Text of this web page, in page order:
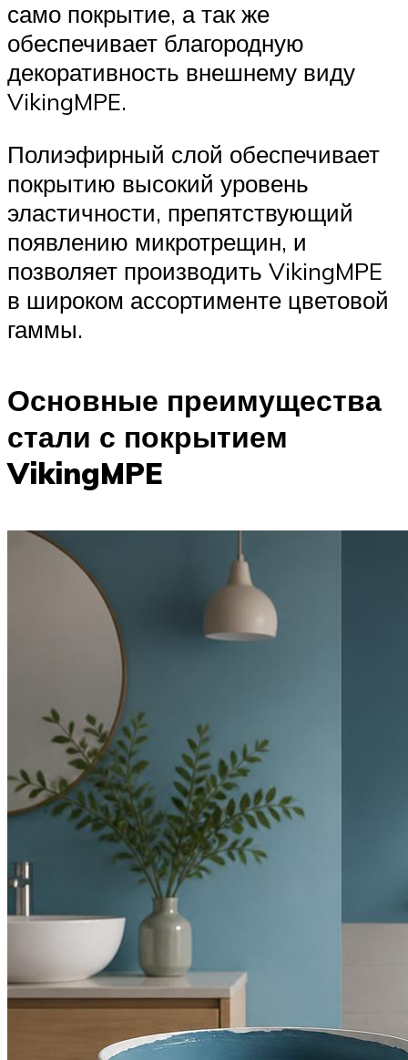
само покрытие, а так же
обеспечивает благородную
декоративность внешнему виду
VikingMPE.
Полиэфирный слой обеспечивает
покрытию высокий уровень
эластичности, препятствующий
появлению микротрещин, и
позволяет производить VikingMPE
в широком ассортименте цветовой
гаммы.
Основные преимущества
стали с покрытием
VikingMPE